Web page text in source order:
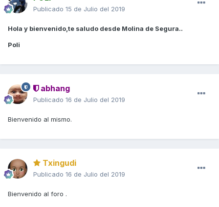
Publicado 15 de Julio del 2019
Hola y bienvenido,te saludo desde Molina de Segura..
Poli
abhang
Publicado 16 de Julio del 2019
Bienvenido al mismo.
Txingudi
Publicado 16 de Julio del 2019
Bienvenido al foro .